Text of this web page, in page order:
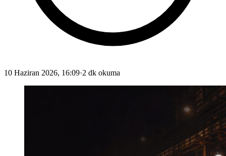
10 Haziran 2026, 16:09·2 dk okuma